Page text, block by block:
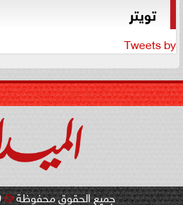
تويتر
Tweets by
جميع الحقوق محفوظة©
2020 - 2026 -